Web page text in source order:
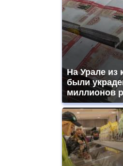
На Урале из
были
миллионов